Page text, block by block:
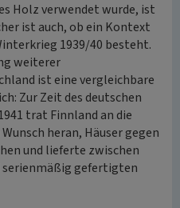
Holz verwendet wurde, ist
ist auch, ob ein Kontext
1939/40 besteht.
weiterer
ist eine vergleichbare
Zur Zeit des deutschen
trat Finnland an die
heran, Häuser gegen
und lieferte zwischen
serienmäßig gefertigten